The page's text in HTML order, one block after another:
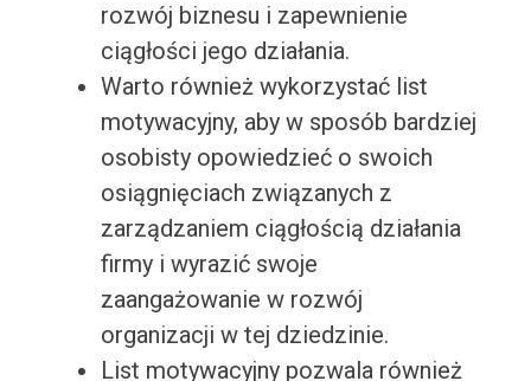
rozwój biznesu i zapewnienie
ciągłości jego działania.
Warto również wykorzystać list
motywacyjny, aby w sposób bardziej
osobisty opowiedzieć o swoich
osiągnięciach związanych z
zarządzaniem ciągłością działania
firmy i wyrazić swoje
zaangażowanie w rozwój
organizacji w tej dziedzinie.
List motywacyjny pozwala również